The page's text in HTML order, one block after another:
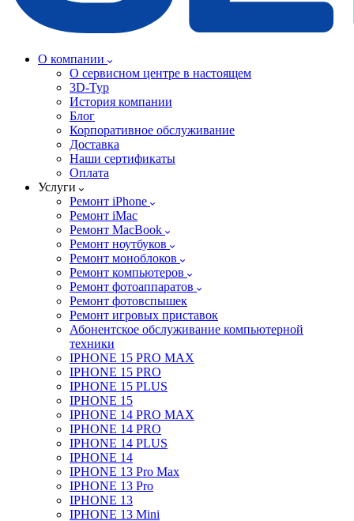
О компании
О сервисном центре в настоящем
3D-Тур
История компании
Блог
Корпоративное обслуживание
Доставка
Наши сертификаты
Оплата
Услуги
Ремонт iPhone
Ремонт iMac
Ремонт MacBook
Ремонт ноутбуков
Ремонт моноблоков
Ремонт компьютеров
Ремонт фотоаппаратов
Ремонт фотовспышек
Ремонт игровых приставок
Абонентское обслуживание компьютерной
техники
IPHONE 15 PRO MAX
IPHONE 15 PRO
IPHONE 15 PLUS
IPHONE 15
IPHONE 14 PRO MAX
IPHONE 14 PRO
IPHONE 14 PLUS
IPHONE 14
IPHONE 13 Pro Max
IPHONE 13 Pro
IPHONE 13
IPHONE 13 Mini